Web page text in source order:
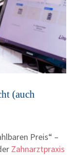
(auch
Preis“ –
Zahnarztpraxis